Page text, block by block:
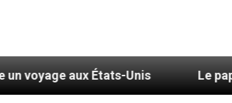
États-Unis Le pape Léon XIV